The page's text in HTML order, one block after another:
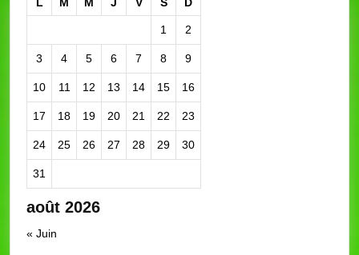
août 2026
1 2
3 4 5 6 7 8 9
10 11 12 13 14 15 16
17 18 19 20 21 22 23
24 25 26 27 28 29 30
31
« Juin